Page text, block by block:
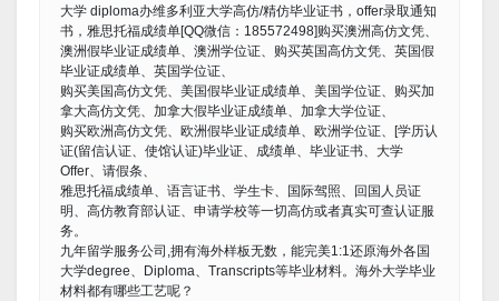
大学 diploma办维多利亚大学高仿/精仿毕业证书，offer录取通知
书，雅思托福成绩单[QQ微信：185572498]购买澳洲高仿文凭、
澳洲假毕业证成绩单、澳洲学位证、购买英国高仿文凭、英国假
毕业证成绩单、英国学位证、
购买美国高仿文凭、美国假毕业证成绩单、美国学位证、购买加
拿大高仿文凭、加拿大假毕业证成绩单、加拿大学位证、
购买欧洲高仿文凭、欧洲假毕业证成绩单、欧洲学位证、[学历认
证(留信认证、使馆认证)毕业证、成绩单、毕业证书、大学
Offer、请假条、
雅思托福成绩单、语言证书、学生卡、国际驾照、回国人员证
明、高仿教育部认证、申请学校等一切高仿或者真实可查认证服
务。
九年留学服务公司,拥有海外样板无数，能完美1:1还原海外各国
大学degree、Diploma、Transcripts等毕业材料。海外大学毕业
材料都有哪些工艺呢？